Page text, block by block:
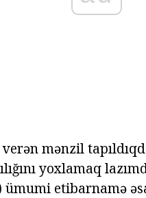
mənzil
yoxlamaq
etibarnamə